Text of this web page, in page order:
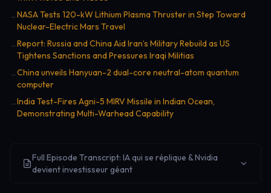
→ NASA Tests 120-kW Lithium Plasma Thruster in Step Toward
Nuclear-Electric Mars Travel
→ Report: Russia and China Aid Iran’s Military Rebuild as US
Tightens Sanctions and Pressures Iraqi Militias
→ China unveils Hanyuan-2 dual-core neutral-atom quantum
computer
→ India Test-Fires Agni-5 MIRV Missile in Indian Ocean,
Demonstrating Multi-Warhead Capability
Full Episode Transcript: IA qui se réplique & Nvidia
devient investisseur géant